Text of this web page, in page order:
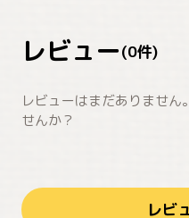
レビュー(0件)
レビューはまだありませ
せんか？
レビ